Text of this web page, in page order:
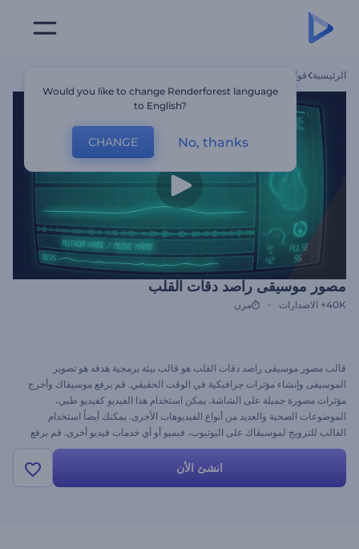
الرئيسية قوالب
مصور موسيقى راصد دقات القلب
40K+ الاصدارات مرن
قالب مصور موسيقى راصد دقات القلب هو قالب بيئة برمجية هدفه هو تصوير
الموسيقى وإنشاء مؤثرات جرافيكية في الوقت الحقيقي. قم برفع موسيقاك وأخرج
مؤثرات مصورة جميلة على الشاشة. يمكن استخدام هذا الفيديو كفيديو طبي،
الموضوعات الصحية والعديد من أنواع الفيديوهات الأخرى. يمكنك أيضاً استخدام
القالب للترويج لموسيقاك على اليوتيوب، فيميو أو أي خدمات فيديو أخرى. قم برفع
موسيقاك، عدل الألوان واحصل على فيديو مميز اليوم.
انشئ الأن
Would you like to change Renderforest language
to English?
CHANGE No, thanks